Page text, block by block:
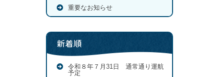
重要なお知らせ
新着順
令和８年７月31日 通常通り運航
予定